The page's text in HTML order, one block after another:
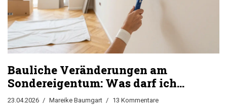
Bauliche Veränderungen am
Sondereigentum: Was darf ich
wirklich?
23.04.2026 Mareike Baumgart 13 Kommentare